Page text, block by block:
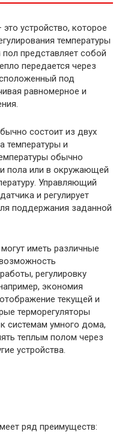
устройство, которое
температуры
представляет собой
передается через
под
равномерное и
состоит из двух
температуры и
обычно
пола или в окружающей
Управляющий
и регулирует
поддержания заданной
иметь различные
регулировку
экономия
текущей и
терморегуляторы
системам умного дома,
теплым полом через
устройства.
ряд преимуществ: